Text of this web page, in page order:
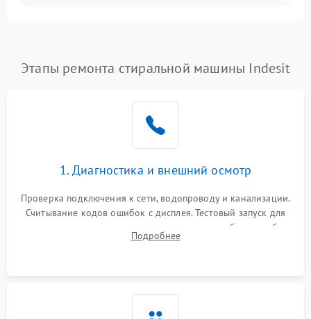
Подробнее →
Этапы ремонта стиральной машины Indesit
1. Диагностика и внешний осмотр
Проверка подключения к сети, водопроводу и канализации.
Считывание кодов ошибок с дисплея. Тестовый запуск для
выявления посторонних шумов, протечек или сбоев в работе
электронного модуля управления.
Подробнее